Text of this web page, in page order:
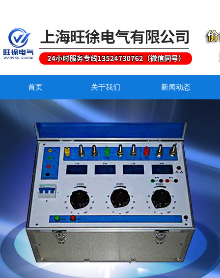
首页 关于我们 新闻动态